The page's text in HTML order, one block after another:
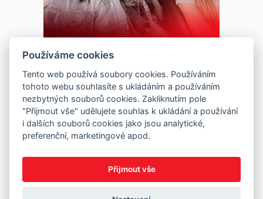
Používáme cookies
Tento web používá soubory cookies. Používáním
tohoto webu souhlasíte s ukládáním a používáním
nezbytných souborů cookies. Zakliknutím pole
"Přijmout vše" udělujete souhlas k ukládání a používání
i dalších souborů cookies jako jsou analytické,
preferenční, marketingové apod.
Přijmout vše